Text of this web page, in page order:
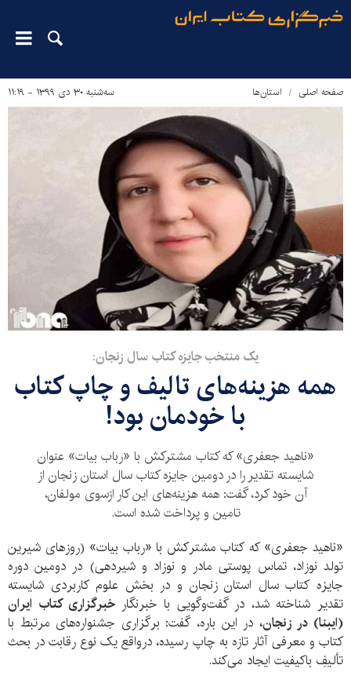
صفحه اصلی استان‌ها سه‌شنبه ۳۰ دی ۱۳۹۹ - ۱۱:۱۹
یک منتخب جایزه کتاب سال زنجان:
همه هزینه‌های تالیف و چاپ کتاب
با خودمان بود!
«ناهید جعفری» که کتاب مشترکش با «رباب بیات» عنوان
شایسته تقدیر را در دومین جایزه کتاب سال استان زنجان از
آن خود کرد، گفت: همه هزینه‌های این کار ازسوی مولفان،
تامین و پرداخت شده است.
«ناهید جعفری» که کتاب مشترکش با «رباب بیات» (روزهای شیرین
تولد نوزاد، تماس پوستی مادر و نوزاد و شیردهی) در دومین دوره
جایزه کتاب سال استان زنجان و در بخش علوم کاربردی شایسته
تقدیر شناخته شد، در گفت‌وگویی با خبرنگار خبرگزاری کتاب ایران
(ایبنا) در زنجان، در این باره، گفت: برگزاری جشنواره‌های مرتبط با
کتاب و معرفی آثار تازه به چاپ رسیده، درواقع یک نوع رقابت در بحث
تألیفِ باکیفیت ایجاد می‌کند.